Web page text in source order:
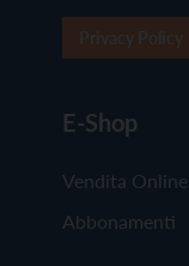
E-Shop
Vendita Online
Abbonamenti